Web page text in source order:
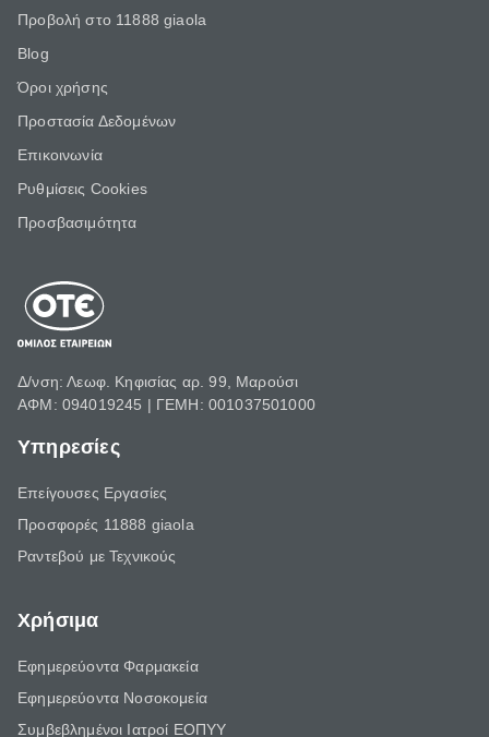
Προβολή στο 11888 giaola
Blog
Όροι χρήσης
Προστασία Δεδομένων
Επικοινωνία
Ρυθμίσεις Cookies
Προσβασιμότητα
Δ/νση: Λεωφ. Κηφισίας αρ. 99, Μαρούσι
ΑΦΜ: 094019245 | ΓΕΜΗ: 001037501000
Υπηρεσίες
Επείγουσες Εργασίες
Προσφορές 11888 giaola
Ραντεβού με Τεχνικούς
Χρήσιμα
Εφημερεύοντα Φαρμακεία
Εφημερεύοντα Νοσοκομεία
Συμβεβλημένοι Ιατροί ΕΟΠΥΥ